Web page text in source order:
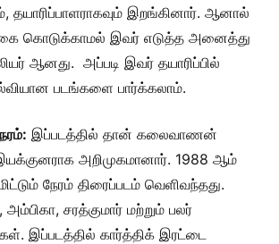
தயாரிப்பாளராகவும் இறங்கினார். ஆனால்
கொடுக்காமல் இவர் எடுத்த அனைத்து
ஆனது. அப்படி இவர் தயாரிப்பில்
படங்களை பார்க்கலாம்.
இப்படத்தில் தான் கலைவாணன்
அறிமுகமானார். 1988 ஆம்
நேரம் திரைப்படம் வெளிவந்தது.
சரத்குமார் மற்றும் பலர்
இப்படத்தில் கார்த்திக் இரட்டை